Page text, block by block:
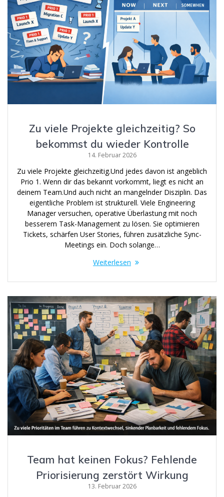
Zu viele Projekte gleichzeitig? So
bekommst du wieder Kontrolle
14. Februar 2026
Zu viele Projekte gleichzeitig.Und jedes davon ist angeblich
Prio 1. Wenn dir das bekannt vorkommt, liegt es nicht an
deinem Team.Und auch nicht an mangelnder Disziplin. Das
eigentliche Problem ist strukturell. Viele Engineering
Manager versuchen, operative Überlastung mit noch
besserem Task-Management zu lösen. Sie optimieren
Tickets, schärfen User Stories, führen zusätzliche Sync-
Meetings ein. Doch solange…
Weiterlesen
Team hat keinen Fokus? Fehlende
Priorisierung zerstört Wirkung
13. Februar 2026